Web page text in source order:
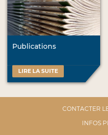
Publications
LIRE LA SUITE
CONTACTER
INFOS